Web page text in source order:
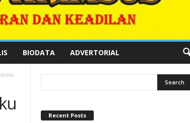
BIODATA ADVERTORIAL
Recent Posts